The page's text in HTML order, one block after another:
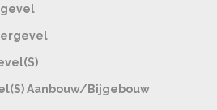
Aanbouw/bijgebouw